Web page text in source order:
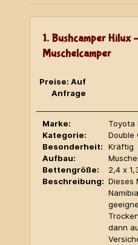
1. Bushcamper Hilux
Muschelcamper
Preise: Auf
Anfrage
Marke:
Toyota
Kategorie:
Double
Besonderheit:
Kräftig
Aufbau:
Bettengröße:
2,4 x
Beschreibung: Dieses
dann